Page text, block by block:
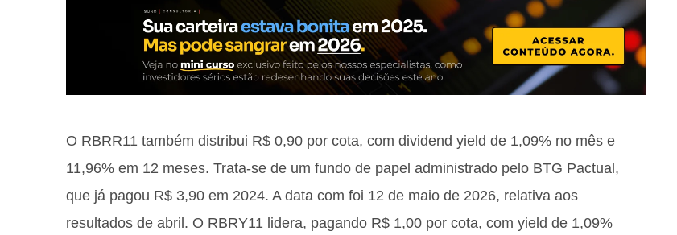
O RBRR11 também distribui R$ 0,90 por cota, com dividend yield de 1,09% no mês e
11,96% em 12 meses. Trata-se de um fundo de papel administrado pelo BTG Pactual,
que já pagou R$ 3,90 em 2024. A data com foi 12 de maio de 2026, relativa aos
resultados de abril. O RBRY11 lidera, pagando R$ 1,00 por cota, com yield de 1,09%